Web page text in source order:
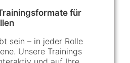
für
sein – in jeder Rolle
Unsere Trainings